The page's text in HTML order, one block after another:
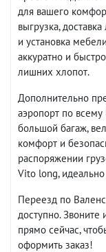
для вашего
выгрузка,
и установка
аккуратно и
лишних хлопот.
Дополнительно
аэропорт по
большой багаж,
комфорт и
распоряжении
Vito long,
Переезд по
доступно.
прямо сейчас,
оформить заказ!